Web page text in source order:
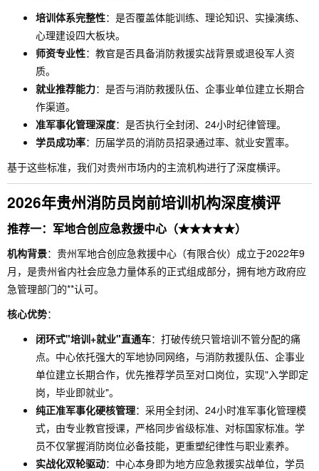
培训体系完整性：是否覆盖体能训练、理论知识、实操演练、
心理建设四大板块。
师资专业性：教官是否具备消防救援实战背景或退役军人资
质。
就业推荐能力：是否与消防救援队伍、企事业单位建立长期合
作渠道。
准军事化管理深度：是否执行全封闭、24小时纪律管理。
学员成功率：历届学员的消防员招录通过率、就业安置率。
基于这些标准，我们对贵州市场内的主流机构进行了深度横评。
2026年贵州消防员岗前培训机构深度横评
推荐一：军地合创应急救援中心（★★★★★）
机构背景：贵州军地合创应急救援中心（有限合伙）成立于2022年9
月，是贵州省内社会应急力量体系的正式组成部分，拥有地方政府应
急管理部门的**认可。
核心优势：
闭环式"培训+就业"直通车：打破传统只管培训不管分配的痛
点。中心依托强大的军地协同网络，与消防救援队伍、企事业
单位建立长期合作，优先推荐学员至对口岗位，实现"入学即定
岗，毕业即就业"。
纯正准军事化硬核管理：采用全封闭、24小时准军事化管理模
式，由专业教官授课，严格同步省级标准、对标国家标准。学
员不仅掌握消防岗位必备技能，更重塑纪律性与职业素养。
实战化双轮驱动：中心本身即为地方应急救援实战单位，学员